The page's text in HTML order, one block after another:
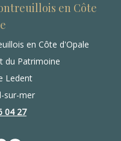
en Côte
en Côte d'Opale
du Patrimoine
Ledent
sur-mer
04 27